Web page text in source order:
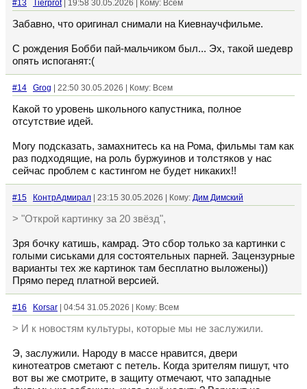
#13 Tierprot| 19:58 30.05.2026 | Кому: Всем
Забавно, что оригинал снимали на Киевнаучфильме.
С рождения Бобби пай-мальчиком был... Эх, такой шедевр
опять испоганят:(
#14 Grog | 22:50 30.05.2026 | Кому: Всем
Какой то уровень школьного капустника, полное
отсутствие идей.
Могу подсказать, замахнитесь ка на Рома, фильмы там как
раз подходящие, на роль буржуинов и толстяков у нас
сейчас проблем с кастингом не будет никаких!!
#15 КонтрАдмирал | 23:15 30.05.2026 | Кому: Дим Димский
> "Открой картинку за 20 звёзд",
Зря бочку катишь, камрад. Это сбор только за картинки с
голыми сиськами для состоятельных парней. Зацензурные
варианты тех же картинок там бесплатно выложены))
Прямо перед платной версией.
#16 Korsar | 04:54 31.05.2026 | Кому: Всем
> И к новостям культуры, которые мы не заслужили.
Э, заслужили. Народу в массе нравится, двери
кинотеатров сметают с петель. Когда зрителям пишут, что
вот вы же смотрите, в защиту отмечают, что западные